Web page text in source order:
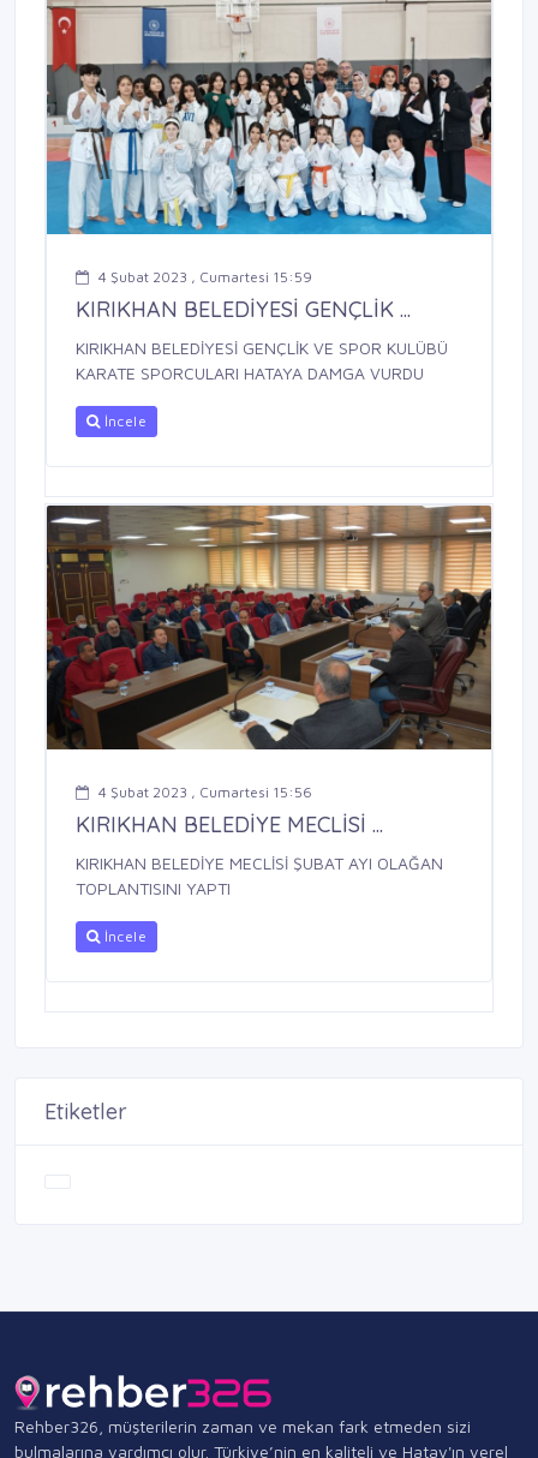
4 Şubat 2023 , Cumartesi 15:59
KIRIKHAN BELEDİYESİ GENÇLİK ...
KIRIKHAN BELEDİYESİ GENÇLİK VE SPOR KULÜBÜ
KARATE SPORCULARI HATAYA DAMGA VURDU
İncele
4 Şubat 2023 , Cumartesi 15:56
KIRIKHAN BELEDİYE MECLİSİ ...
KIRIKHAN BELEDİYE MECLİSİ ŞUBAT AYI OLAĞAN
TOPLANTISINI YAPTI
İncele
Etiketler
Rehber326, müşterilerin zaman ve mekan fark etmeden sizi
bulmalarına yardımcı olur. Türkiye’nin en kaliteli ve Hatay'ın yerel